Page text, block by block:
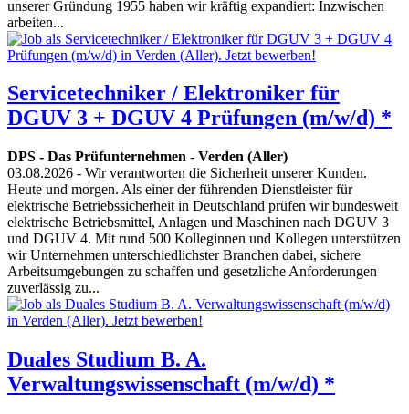
unserer Gründung 1955 haben wir kräftig expandiert: Inzwischen
arbeiten...
Servicetechniker / Elektroniker für
DGUV 3 + DGUV 4 Prüfungen (m/w/d) *
DPS - Das Prüfunternehmen - Verden (Aller)
03.08.2026 - Wir verantworten die Sicherheit unserer Kunden.
Heute und morgen. Als einer der führenden Dienstleister für
elektrische Betriebssicherheit in Deutschland prüfen wir bundesweit
elektrische Betriebsmittel, Anlagen und Maschinen nach DGUV 3
und DGUV 4. Mit rund 500 Kolleginnen und Kollegen unterstützen
wir Unternehmen unterschiedlichster Branchen dabei, sichere
Arbeitsumgebungen zu schaffen und gesetzliche Anforderungen
zuverlässig zu...
Duales Studium B. A.
Verwaltungswissenschaft (m/w/d) *